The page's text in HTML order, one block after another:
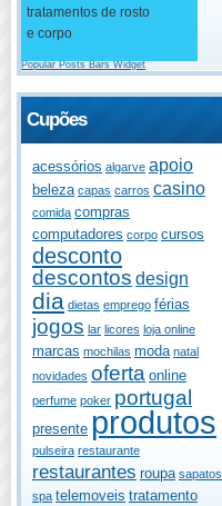
tratamentos de rosto
e corpo
Popular Posts Bars Widget
Cupões
acessórios algarve apoio
beleza capas carros casino
comida compras
computadores corpo cursos
desconto
descontos design
dia dietas emprego férias
jogos lar licores loja online
marcas mochilas moda natal
novidades oferta online
perfume poker portugal
presente produtos
pulseira restaurante
restaurantes roupa sapatos
spa telemoveis tratamento